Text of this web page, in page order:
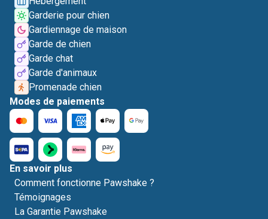
Garderie pour chien
Gardiennage de maison
Garde de chien
Garde chat
Garde d'animaux
Promenade chien
Modes de paiements
En savoir plus
Comment fonctionne Pawshake ?
Témoignages
La Garantie Pawshake